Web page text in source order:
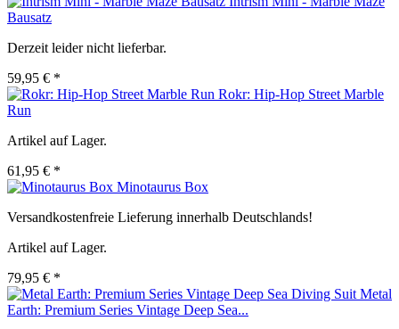
Bausatz
Derzeit leider nicht lieferbar.
59,95 € *
Rokr: Hip-Hop Street Marble
Run
Artikel auf Lager.
61,95 € *
Minotaurus Box
Versandkostenfreie Lieferung innerhalb Deutschlands!
Artikel auf Lager.
79,95 € *
Metal
Earth: Premium Series Vintage Deep Sea...